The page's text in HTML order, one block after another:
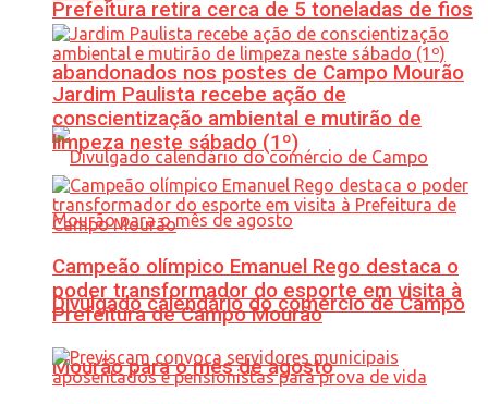
Prefeitura retira cerca de 5 toneladas de fios
abandonados nos postes de Campo Mourão
Divulgado calendário do comércio de Campo
Mourão para o mês de agosto
Jardim Paulista recebe ação de
conscientização ambiental e mutirão de
limpeza neste sábado (1º)
Campeão olímpico Emanuel Rego destaca o
poder transformador do esporte em visita à
Prefeitura de Campo Mourão